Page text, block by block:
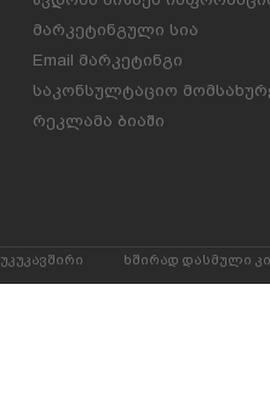
მარკეტინგული სია
Email მარკეტინგი
საკონსულტაციო
რეკლამა ბიაში
უკუკავშირი ხშირად დასმული